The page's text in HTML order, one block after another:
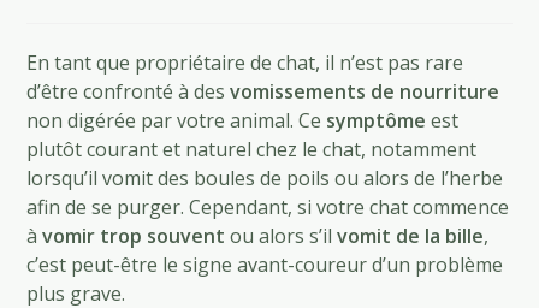
la
publication :
En tant que propriétaire de chat, il n’est pas rare
d’être confronté à desvomissements de nourriture
non digérée par votre animal. Ce symptômeest
plutôt courant et naturel chez le chat, notamment
lorsqu’il vomit des boules de poils ou alors de l’herbe
afin de se purger. Cependant, si votre chat commence
àvomir trop souvent ou alors s’ilvomit de la bille,
c’est peut-être le signe avant-coureur d’un problème
plus grave.